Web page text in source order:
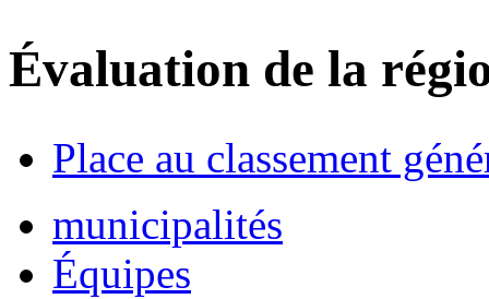
Évaluation de la
Place au classement
municipalités
Équipes